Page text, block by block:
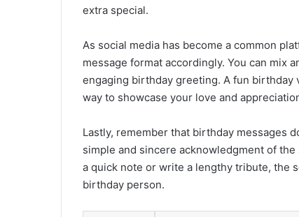
extra special.
As social media has become a common
message format accordingly. You can mix
engaging birthday greeting. A fun birthday
way to showcase your love and
Lastly, remember that birthday messages
simple and sincere acknowledgment of
a quick note or write a lengthy tribute, the
birthday person.